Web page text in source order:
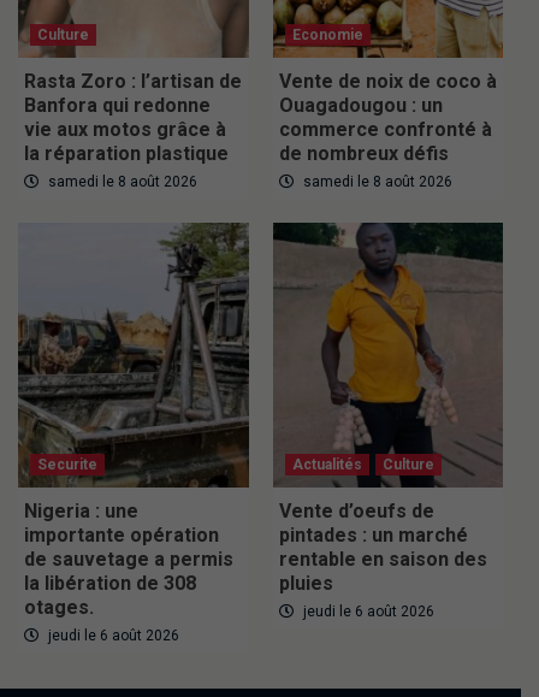
Culture
Rasta Zoro : l’artisan de
Banfora qui redonne
vie aux motos grâce à
la réparation plastique
samedi le 8 août 2026
Economie
Vente de noix de coco à
Ouagadougou : un
commerce confronté à
de nombreux défis
samedi le 8 août 2026
Securite
Nigeria : une
importante opération
de sauvetage a permis
la libération de 308
otages.
jeudi le 6 août 2026
Actualités Culture
Vente d’oeufs de
pintades : un marché
rentable en saison des
pluies
jeudi le 6 août 2026